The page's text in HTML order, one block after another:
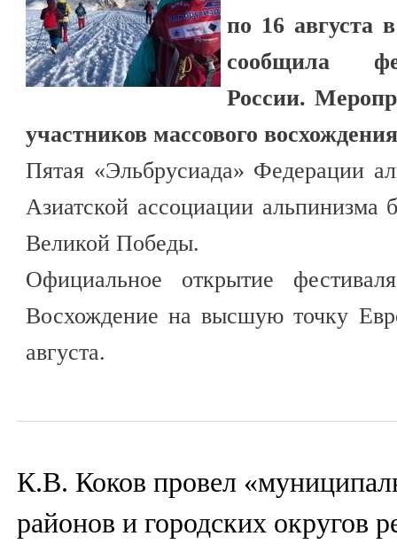
по 16 августа
сообщила
России.
участников массового
Пятая «Эльбрусиада» Федерации
Азиатской ассоциации альпинизма
Великой Победы.
Официальное открытие
Восхождение на высшую точку
августа.
К.В. Коков провел
районов и городских округов